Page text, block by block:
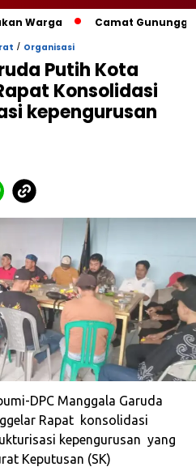
‎‎Camat Gunungguruh
/ Organisasi
Putih Kota
Konsolidasi
kepengurusan
DPC Manggala Garuda
Rapat konsolidasi
kepengurusan yang
Keputusan (SK)